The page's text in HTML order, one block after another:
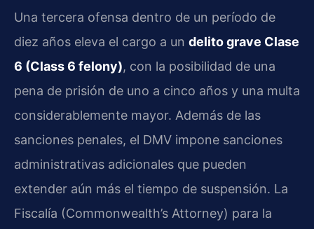
Una tercera ofensa dentro de un período de
diez años eleva el cargo a un delito grave Clase
6 (Class 6 felony), con la posibilidad de una
pena de prisión de uno a cinco años y una multa
considerablemente mayor. Además de las
sanciones penales, el DMV impone sanciones
administrativas adicionales que pueden
extender aún más el tiempo de suspensión. La
Fiscalía (Commonwealth’s Attorney) para la